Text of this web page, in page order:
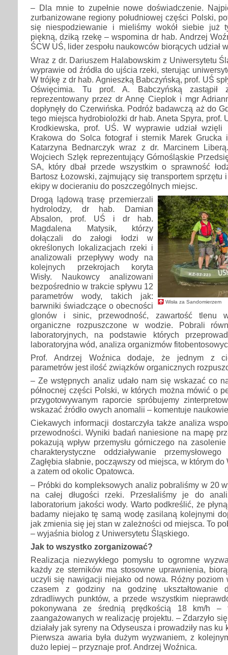
– Dla mnie to zupełnie nowe doświadczenie.
zurbanizowane regiony południowej części Polski,
się niespodziewanie i mieliśmy wokół siebie już
piękną, dziką rzekę – wspomina dr hab. Andrzej
ŚCW UŚ, lider zespołu naukowców biorących udział
Wraz z dr. Dariuszem Halabowskim z Uniwersytetu
wyprawie od źródła do ujścia rzeki, sterując
W trójkę z dr hab. Agnieszką Babczyńską, prof. UŚ
Oświęcimia. Tu prof. A. Babczyńską zastąpił
reprezentowany przez dr Annę Cieplok i mgr
dopłynęły do Czerwińska. Podróż badawczą aż do
tego miejsca hydrobiolożki dr hab. Aneta Spyra, prof.
Krodkiewska, prof. UŚ. W wyprawie udział
Krakowa do Solca fotograf i sternik Marek Grucka
Katarzyna Bednarczyk wraz z dr. Marcinem
Wojciech Szlęk reprezentujący Górnośląskie
SA, który dbał przede wszystkim o sprawność
Bartosz Łozowski, zajmujący się transportem sprzętu
ekipy w docieraniu do poszczególnych miejsc.
Wisła za Sandomierzem
Drogą lądową trasę przemierzali
hydrolodzy, dr hab. Damian
Absalon, prof. UŚ i dr hab.
Magdalena Matysik, którzy
dołączali do załogi łodzi w
określonych lokalizacjach rzeki i
analizowali przepływy wody na
kolejnych przekrojach koryta
Wisły. Naukowcy analizowani
bezpośrednio w trakcie spływu 12
parametrów wody, takich jak:
barwniki świadczące o obecności
glonów i sinic, przewodność, zawartość tlenu
organiczne rozpuszczone w wodzie. Pobrali
laboratoryjnych, na podstawie których
laboratoryjna wód, analiza organizmów
Prof. Andrzej Woźnica dodaje, że jednym z
parametrów jest ilość związków organicznych
– Ze wstępnych analiz udało nam się wskazać co
północnej części Polski, w których można mówić o
przygotowywanym raporcie spróbujemy
wskazać źródło owych anomalii – komentuje
Ciekawych informacji dostarczyła także analiza
przewodności. Wyniki badań naniesione na mapę
pokazują wpływ przemysłu górniczego na
charakterystyczne oddziaływanie
Zagłębia słabnie, począwszy od miejsca, w którym do
a zatem od okolic Opatowca.
– Próbki do kompleksowych analiz pobraliśmy w 20
na całej długości rzeki. Przesłaliśmy je do
laboratorium jakości wody. Warto podkreślić, że
badamy niejako tę samą wodę zasilaną kolejnymi
jak zmienia się jej stan w zależności od miejsca. To
– wyjaśnia biolog z Uniwersytetu Śląskiego.
Jak to wszystko zorganizować?
Realizacja niezwykłego pomysłu to ogromne
każdy ze sterników ma stosowne uprawnienia,
uczyli się nawigacji niejako od nowa. Różny poziom
czasem z godziny na godzinę ukształtowanie
zdradliwych punktów, a przede wszystkim
pokonywana ze średnią prędkością 18 km/h –
zaangażowanych w realizację projektu. – Zdarzyło
działały jak syreny na Odyseusza i prowadziły nas
Pierwsza awaria była dużym wyzwaniem, z
dużo lepiej – przyznaje prof. Andrzej Woźnica.